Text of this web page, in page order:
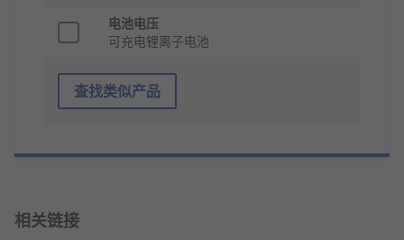
电池电压
可充电锂离子电池
查找类似产品
相关链接